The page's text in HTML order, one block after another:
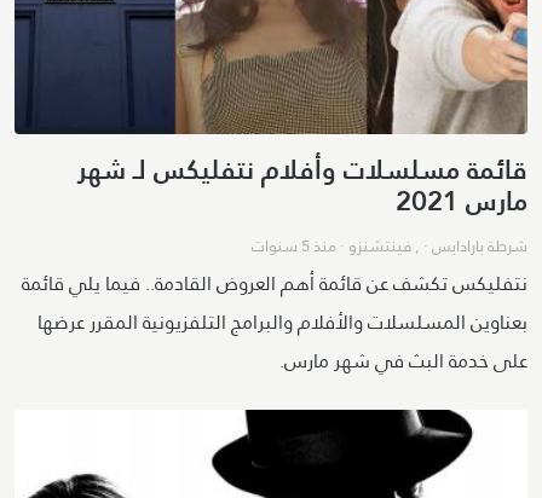
قائمة مسلسلات وأفلام نتفليكس لـ شهر
مارس 2021
شرطة بارادايس· ,فينتشنزو ·منذ 5 سنوات
نتفليكس تكشف عن قائمة أهم العروض القادمة.. فيما يلي قائمة
بعناوين المسلسلات والأفلام والبرامج التلفزيونية المقرر عرضها
على خدمة البث في شهر مارس.